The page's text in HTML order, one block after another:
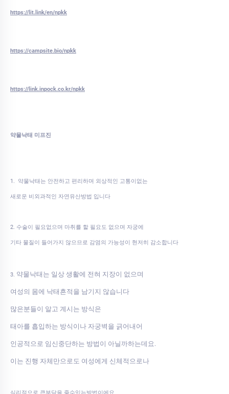
https://lit.link/en/npkk
https://campsite.bio/npkk
https://link.inpock.co.kr/npkk
약물낙태 미프진
1. 약물낙태는 안전하고 편리하며 외상적인 고통이없는
새로운 비외과적인 자연유산방법 입니다
2. 수술이 필요없으며 마취를 할 필요도 없으며 자궁에
기타 물질이 들어가지 않으므로 감염의 가능성이 현저히 감소합니다
3. 약물낙태는 일상 생활에 전혀 지장이 없으며
여성의 몸에 낙태흔적을 남기지 않습니다
많은분들이 알고 계시는 방식은
태아를 흡입하는 방식이나 자궁벽을 긁어내어
인공적으로 임신중단하는 방법이 아닐까하는데요.
이는 진행 자체만으로도 여성에게 신체적으로나